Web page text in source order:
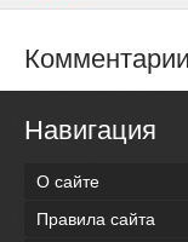
Навигация
О сайте
Правила сайта